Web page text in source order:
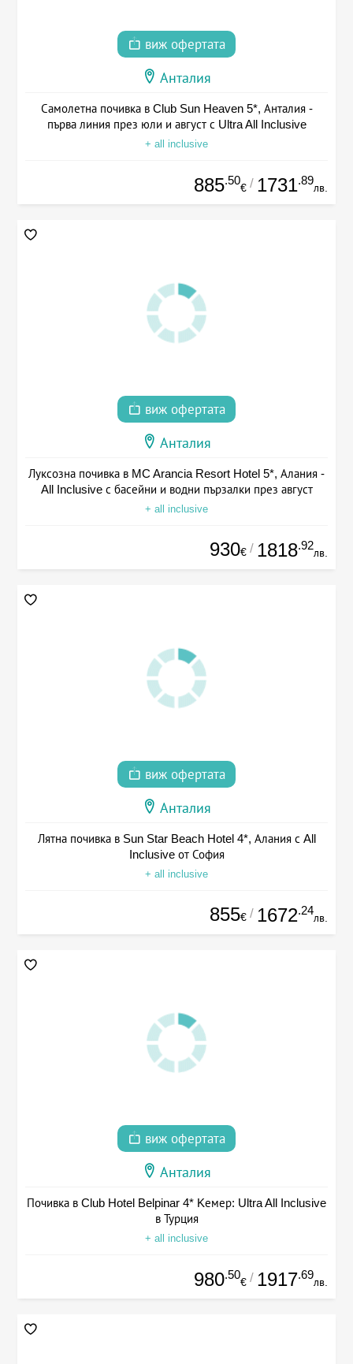
виж офертата
Анталия
Самолетна почивка в Club Sun Heaven 5*, Анталия -
първа линия през юли и август с Ultra All Inclusive
+ all inclusive
885.50
€ / 1731.89
лв.
виж офертата
Анталия
Луксозна почивка в MC Arancia Resort Hotel 5*, Алания -
All Inclusive с басейни и водни пързалки през август
+ all inclusive
930€ / 1818.92
лв.
виж офертата
Анталия
Лятна почивка в Sun Star Beach Hotel 4*, Алания с All
Inclusive от София
+ all inclusive
855€ / 1672.24
лв.
виж офертата
Анталия
Почивка в Club Hotel Belpinar 4* Kемер: Ultra All Inclusive
в Турция
+ all inclusive
980.50
€ / 1917.69
лв.